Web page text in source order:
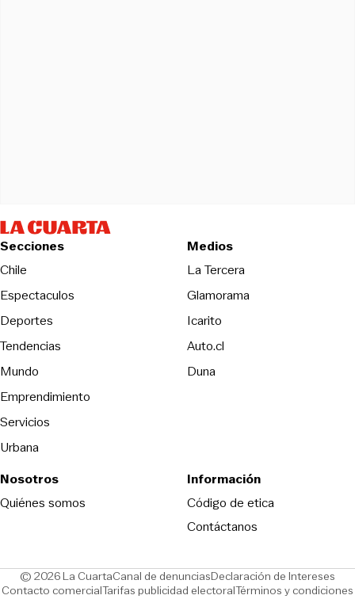
Secciones
Chile
Espectaculos
Deportes
Tendencias
Mundo
Emprendimiento
Servicios
Urbana
Medios
La TerceraOpens in new
Glamorama
Icarito
Auto.cl
DunaOpens in new window
Nosotros
Quiénes somos
Información
Código de eticaOpens in new
Contáctanos
© 2026 La CuartaCanal de denunciasOpens in new window
Declaración de Intereses
Contacto comercialOpens in new window
Tarifas publicidad electoralOpens in new window
Términos y condiciones